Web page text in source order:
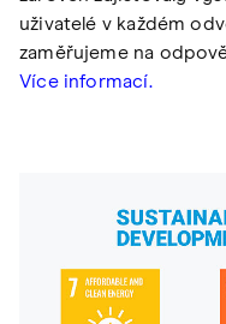
uživatelé v každém
zaměřujeme na
Více informací.